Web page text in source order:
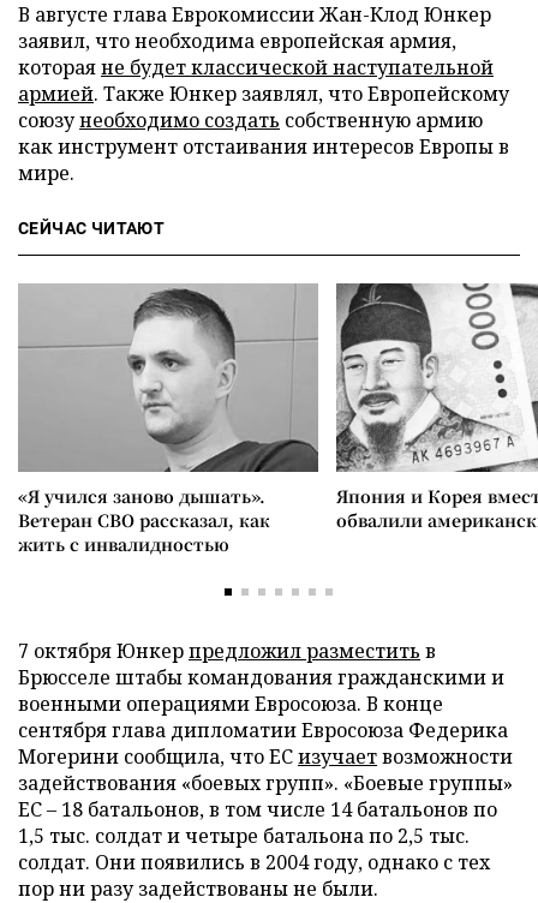
В августе глава Еврокомиссии Жан-Клод Юнкер
заявил, что необходима европейская армия,
котораяне будет классической наступательной
армией. Также Юнкер заявлял, что Европейскому
союзунеобходимо создать собственную армию
как инструмент отстаивания интересов Европы в
мире.
СЕЙЧАС ЧИТАЮТ
«Я учился заново дышать».
Ветеран СВО рассказал, как
жить с инвалидностью
Япония и Корея
обвалили
7 октября Юнкерпредложил разместить в
Брюсселе штабы командования гражданскими и
военными операциями Евросоюза. В конце
сентября глава дипломатии Евросоюза Федерика
Могерини сообщила, что ЕСизучаетвозможности
задействования «боевых групп». «Боевые группы»
ЕС – 18 батальонов, в том числе 14 батальонов по
1,5 тыс. солдат и четыре батальона по 2,5 тыс.
солдат. Они появились в 2004 году, однако с тех
пор ни разу задействованы не были.